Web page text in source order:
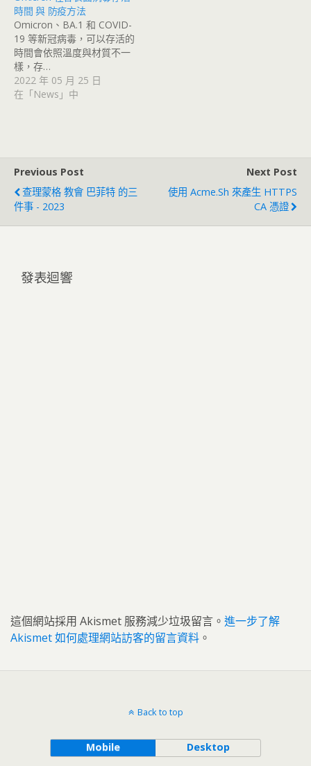
時間 與 防疫方法
Omicron、BA.1 和 COVID-
19 等新冠病毒，可以存活的
時間會依照溫度與材質不一
樣，存…
2022 年 05 月 25 日
在「News」中
Previous Post
查理蒙格 教會 巴菲特 的三
件事 - 2023
Next Post
使用 Acme.sh 來產生 HTTPS
CA 憑證
發表迴響
這個網站採用 Akismet 服務減少垃圾留言。 進一步了解
Akismet 如何處理網站訪客的留言資料 。
Back to top
Mobile Desktop